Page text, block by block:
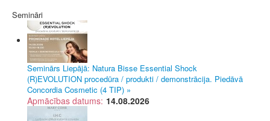
Semināri
Seminārs Liepājā: Natura Bisse Essential Shock
(R)EVOLUTION procedūra / produkti / demonstrācija. Piedāvā
Concordia Cosmetic (4 TIP) »
Apmācības datums: 14.08.2026